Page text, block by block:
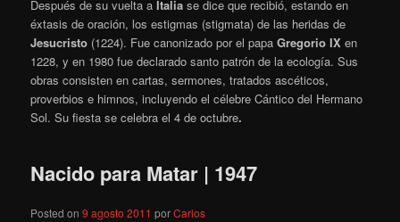
Después de su vuelta aItalia se dice que recibió, estando en
éxtasis de oración, los estigmas (stigmata) de las heridas de
Jesucristo (1224). Fue canonizado por el papaGregorio IX en
1228, y en 1980 fue declarado santo patrón de la ecología. Sus
obras consisten en cartas, sermones, tratados ascéticos,
proverbios e himnos, incluyendo el célebre Cántico del Hermano
Sol. Su fiesta se celebra el 4 de octubre.
Nacido para Matar | 1947
Posted on9 agosto 2011 porCarlos